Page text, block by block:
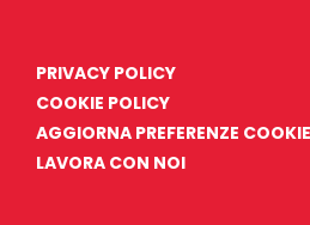
PRIVACY POLICY
COOKIE POLICY
AGGIORNA PREFERENZE COOKIE
LAVORA CON NOI